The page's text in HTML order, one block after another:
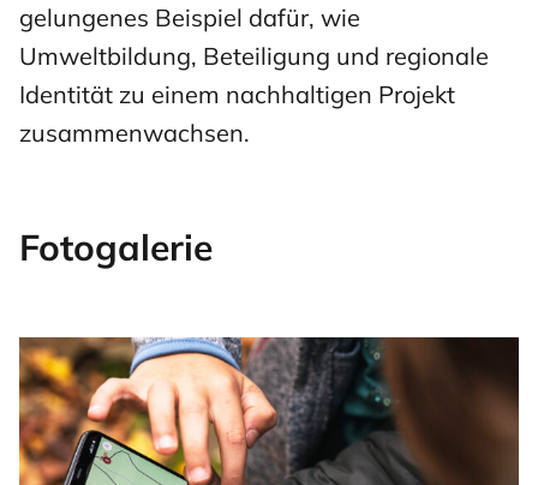
gelungenes Beispiel dafür, wie
Umweltbildung, Beteiligung und regionale
Identität zu einem nachhaltigen Projekt
zusammenwachsen.
Fotogalerie